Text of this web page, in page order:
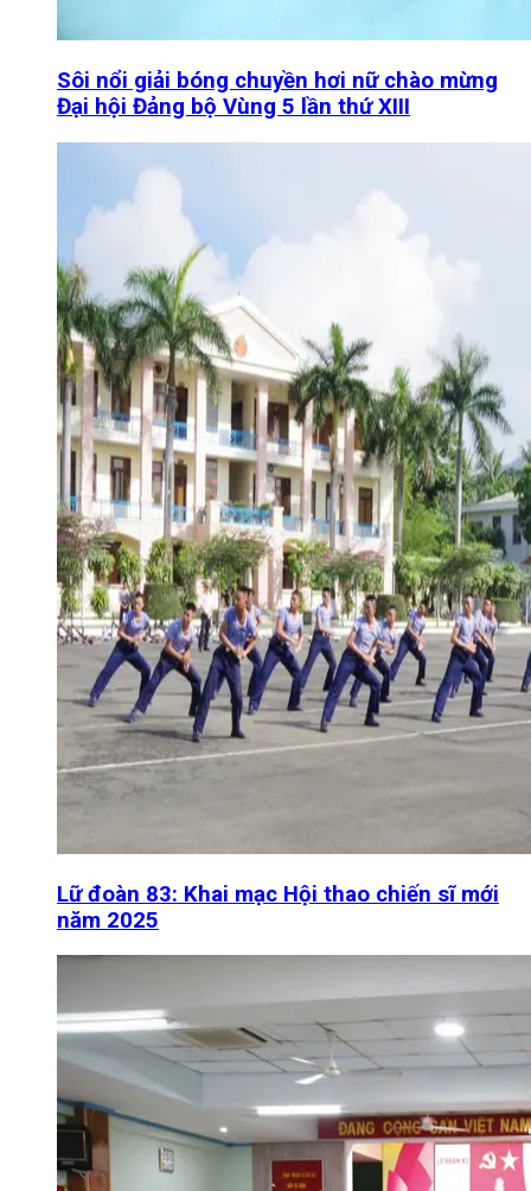
Sôi nổi giải bóng chuyền hơi nữ chào mừng
Đại hội Đảng bộ Vùng 5 lần thứ XIII
Lữ đoàn 83: Khai mạc Hội thao chiến sĩ mới
năm 2025